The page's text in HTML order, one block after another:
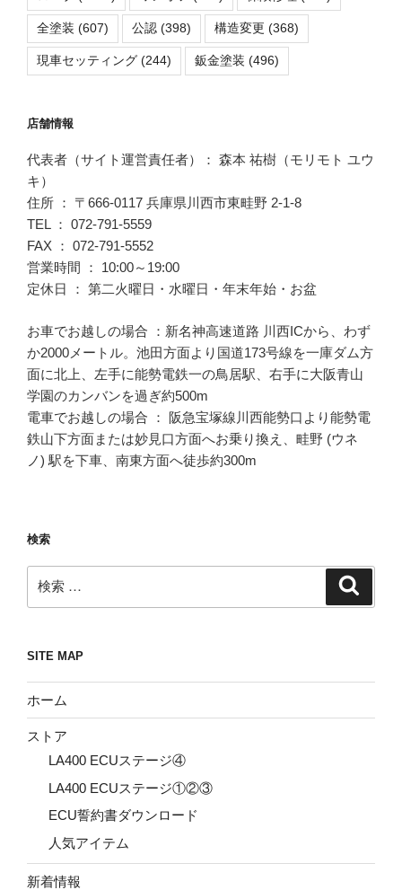
全塗装 (607) 公認 (398) 構造変更 (368)
現車セッティング (244) 鈑金塗装 (496)
店舗情報
代表者（サイト運営責任者）： 森本 祐樹（モリモト ユウ
キ）
住所 ： 〒666-0117 兵庫県川西市東畦野 2-1-8
TEL ： 072-791-5559
FAX ： 072-791-5552
営業時間 ： 10:00～19:00
定休日 ： 第二火曜日・水曜日・年末年始・お盆
お車でお越しの場合 ：新名神高速道路 川西ICから、わず
か2000メートル。池田方面より国道173号線を一庫ダム方
面に北上、左手に能勢電鉄一の鳥居駅、右手に大阪青山
学園のカンバンを過ぎ約500m
電車でお越しの場合 ： 阪急宝塚線川西能勢口より能勢電
鉄山下方面または妙見口方面へお乗り換え、畦野 (ウネ
ノ) 駅を下車、南東方面へ徒歩約300m
検索
索:
SITE MAP
ホーム
ストア
LA400 ECUステージ④
LA400 ECUステージ①②③
ECU誓約書ダウンロード
人気アイテム
新着情報